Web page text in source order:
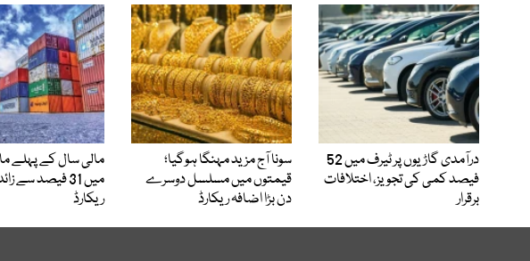
درآمدی گاڑیوں پر ٹیرف میں 52
فیصد کمی کی تجویز، اختلافات
برقرار
سونا آج مزید مہنگا ہوگیا؛
قیمتوں میں مسلسل دوسرے
دن بڑا اضافہ ریکارڈ
مالی سال کے پہلے
میں 31 فیصد سے
ریکارڈ